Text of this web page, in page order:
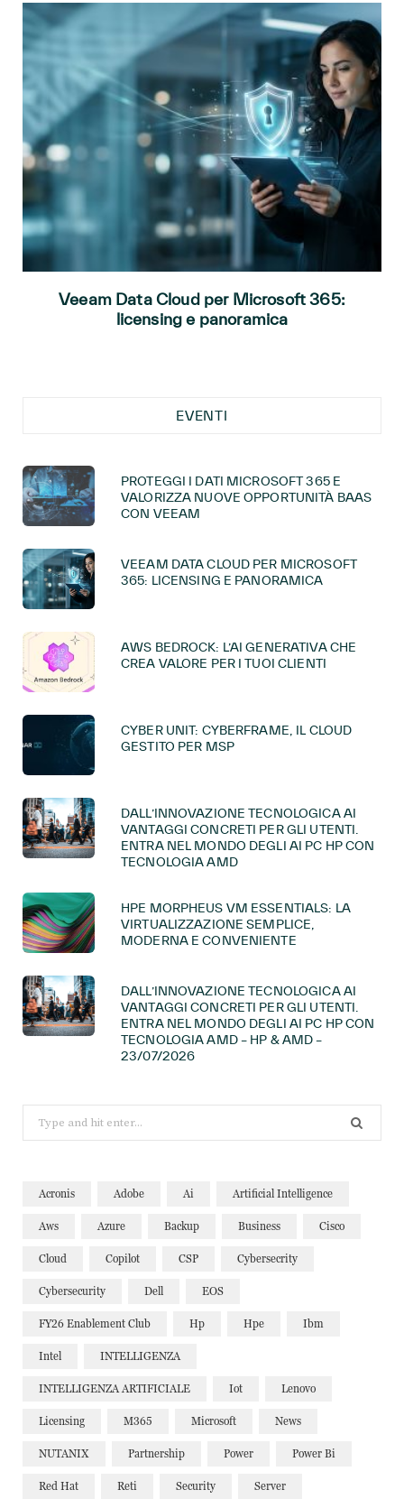
Veeam Data Cloud per Microsoft 365:
licensing e panoramica
EVENTI
PROTEGGI I DATI MICROSOFT 365 E
VALORIZZA NUOVE OPPORTUNITÀ BAAS
CON VEEAM
VEEAM DATA CLOUD PER MICROSOFT
365: LICENSING E PANORAMICA
AWS BEDROCK: L’AI GENERATIVA CHE
CREA VALORE PER I TUOI CLIENTI
CYBER UNIT: CYBERFRAME, IL CLOUD
GESTITO PER MSP
DALL’INNOVAZIONE TECNOLOGICA AI
VANTAGGI CONCRETI PER GLI UTENTI.
ENTRA NEL MONDO DEGLI AI PC HP CON
TECNOLOGIA AMD
HPE MORPHEUS VM ESSENTIALS: LA
VIRTUALIZZAZIONE SEMPLICE,
MODERNA E CONVENIENTE
DALL’INNOVAZIONE TECNOLOGICA AI
VANTAGGI CONCRETI PER GLI UTENTI.
ENTRA NEL MONDO DEGLI AI PC HP CON
TECNOLOGIA AMD – HP & AMD –
23/07/2026
for:
Acronis Adobe Ai Artificial Intelligence
Aws Azure Backup Business Cisco
Cloud Copilot CSP Cybersecrity
Cybersecurity Dell EOS
FY26 Enablement Club Hp Hpe Ibm
Intel INTELLIGENZA
INTELLIGENZA ARTIFICIALE Iot Lenovo
Licensing M365 Microsoft News
NUTANIX Partnership Power Power Bi
Red Hat Reti Security Server